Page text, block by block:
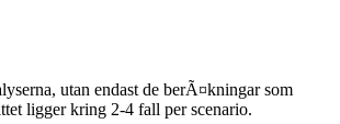
utan endast de berÃ¤kningar som
ligger kring 2-4 fall per scenario.